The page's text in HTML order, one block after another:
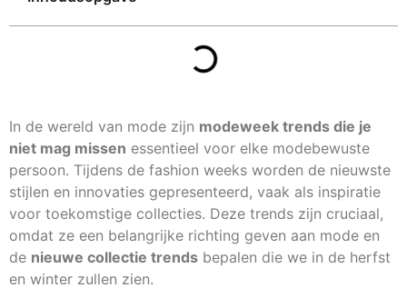
In de wereld van mode zijn modeweek trends die je
niet mag missen essentieel voor elke modebewuste
persoon. Tijdens de fashion weeks worden de nieuwste
stijlen en innovaties gepresenteerd, vaak als inspiratie
voor toekomstige collecties. Deze trends zijn cruciaal,
omdat ze een belangrijke richting geven aan mode en
de nieuwe collectie trends bepalen die we in de herfst
en winter zullen zien.